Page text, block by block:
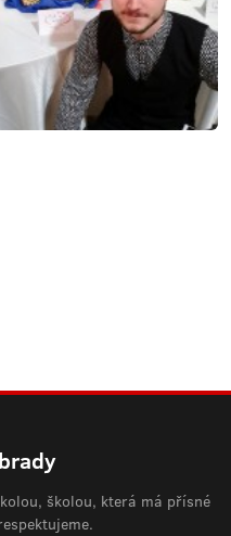
školou, která má přísné